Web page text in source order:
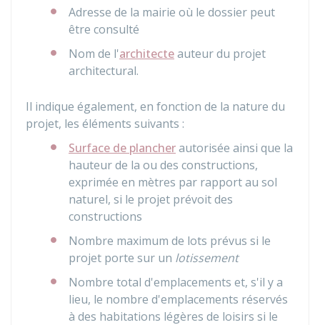
Adresse de la mairie où le dossier peut
être consulté
Nom de l'architecteauteur du projet
architectural.
Il indique également, en fonction de la nature du
projet, les éléments suivants :
Surface de plancherautorisée ainsi que la
hauteur de la ou des constructions,
exprimée en mètres par rapport au sol
naturel, si le projet prévoit des
constructions
Nombre maximum de lots prévus si le
projet porte sur un lotissement
Nombre total d'emplacements et, s'il y a
lieu, le nombre d'emplacements réservés
à des habitations légères de loisirs si le